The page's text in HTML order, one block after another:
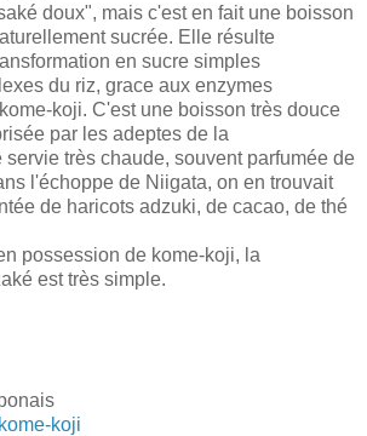
doux", mais c'est en fait une boisson
sucrée. Elle résulte
en sucre simples
du riz, grace aux enzymes
koji. C'est une boisson très douce
par les adeptes de la
très chaude, souvent parfumée de
l'échoppe de Niigata, on en trouvait
de haricots adzuki, de cacao, de thé
possession de kome-koji, la
est très simple.
kome-koji